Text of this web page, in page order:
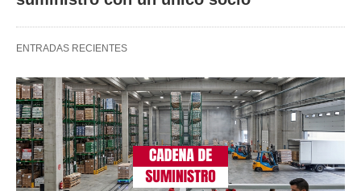
ENTRADAS RECIENTES